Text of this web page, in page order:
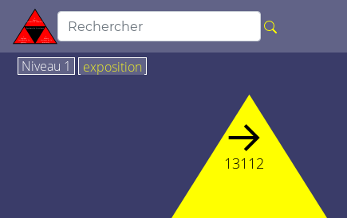
Niveau 1 exposition
→
13112